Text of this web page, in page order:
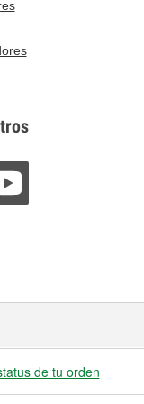
de tu orden